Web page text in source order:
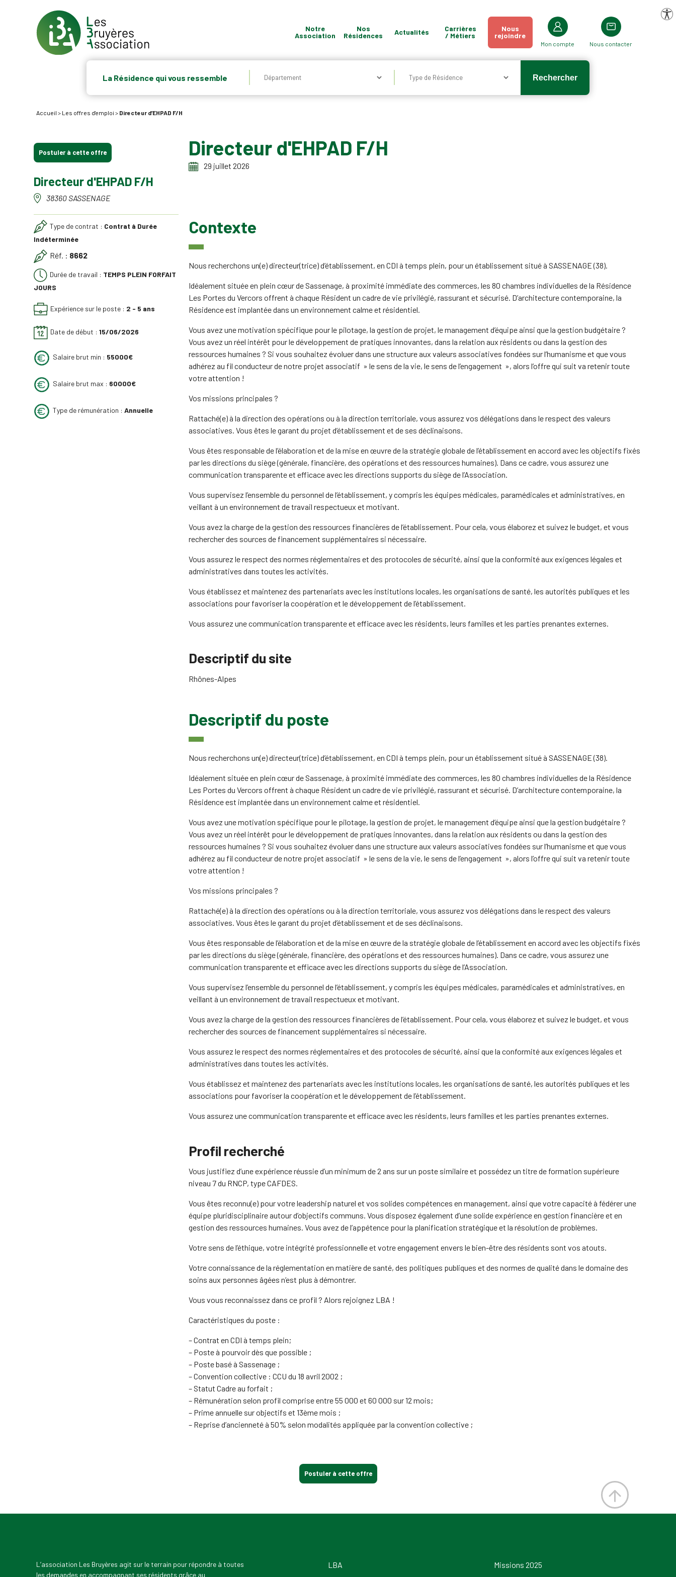
Notre
Association
Nos
Résidences
Actualités
Carrières
/ Métiers
Nous
rejoindre
Mon compte Nous contacter
La Résidence qui vous ressemble
type
de
Accueil > Les offres d'emploi > Directeur d’EHPAD F/H
Postuler à cette offre
Directeur d'EHPAD F/H
38360 SASSENAGE
Type de contrat : Contrat à Durée
Indéterminée
Réf. : 8662
Durée de travail : TEMPS PLEIN FORFAIT
JOURS
Expérience sur le poste : 2 - 5 ans
Date de début : 15/06/2026
Salaire brut min : 55000€
Salaire brut max : 60000€
Type de rémunération : Annuelle
Directeur d'EHPAD F/H
29 juillet 2026
Contexte
Nous recherchons un(e) directeur(trice) d’établissement, en CDI à temps plein, pour un établissement situé à SASSENAGE (38).
Idéalement située en plein cœur de Sassenage, à proximité immédiate des commerces, les 80 chambres individuelles de la Résidence
Les Portes du Vercors offrent à chaque Résident un cadre de vie privilégié, rassurant et sécurisé. D’architecture contemporaine, la
Résidence est implantée dans un environnement calme et résidentiel.
Vous avez une motivation spécifique pour le pilotage, la gestion de projet, le management d’équipe ainsi que la gestion budgétaire ?
Vous avez un réel intérêt pour le développement de pratiques innovantes, dans la relation aux résidents ou dans la gestion des
ressources humaines ? Si vous souhaitez évoluer dans une structure aux valeurs associatives fondées sur l’humanisme et que vous
adhérez au fil conducteur de notre projet associatif » le sens de la vie, le sens de l’engagement », alors l’offre qui suit va retenir toute
votre attention !
Vos missions principales ?
Rattaché(e) à la direction des opérations ou à la direction territoriale, vous assurez vos délégations dans le respect des valeurs
associatives. Vous êtes le garant du projet d’établissement et de ses déclinaisons.
Vous êtes responsable de l’élaboration et de la mise en œuvre de la stratégie globale de l’établissement en accord avec les objectifs fixés
par les directions du siège (générale, financière, des opérations et des ressources humaines). Dans ce cadre, vous assurez une
communication transparente et efficace avec les directions supports du siège de l’Association.
Vous supervisez l’ensemble du personnel de l’établissement, y compris les équipes médicales, paramédicales et administratives, en
veillant à un environnement de travail respectueux et motivant.
Vous avez la charge de la gestion des ressources financières de l’établissement. Pour cela, vous élaborez et suivez le budget, et vous
rechercher des sources de financement supplémentaires si nécessaire.
Vous assurez le respect des normes réglementaires et des protocoles de sécurité, ainsi que la conformité aux exigences légales et
administratives dans toutes les activités.
Vous établissez et maintenez des partenariats avec les institutions locales, les organisations de santé, les autorités publiques et les
associations pour favoriser la coopération et le développement de l’établissement.
Vous assurez une communication transparente et efficace avec les résidents, leurs familles et les parties prenantes externes.
Descriptif du site
Rhônes-Alpes
Descriptif du poste
Nous recherchons un(e) directeur(trice) d’établissement, en CDI à temps plein, pour un établissement situé à SASSENAGE (38).
Idéalement située en plein cœur de Sassenage, à proximité immédiate des commerces, les 80 chambres individuelles de la Résidence
Les Portes du Vercors offrent à chaque Résident un cadre de vie privilégié, rassurant et sécurisé. D’architecture contemporaine, la
Résidence est implantée dans un environnement calme et résidentiel.
Vous avez une motivation spécifique pour le pilotage, la gestion de projet, le management d’équipe ainsi que la gestion budgétaire ?
Vous avez un réel intérêt pour le développement de pratiques innovantes, dans la relation aux résidents ou dans la gestion des
ressources humaines ? Si vous souhaitez évoluer dans une structure aux valeurs associatives fondées sur l’humanisme et que vous
adhérez au fil conducteur de notre projet associatif » le sens de la vie, le sens de l’engagement », alors l’offre qui suit va retenir toute
votre attention !
Vos missions principales ?
Rattaché(e) à la direction des opérations ou à la direction territoriale, vous assurez vos délégations dans le respect des valeurs
associatives. Vous êtes le garant du projet d’établissement et de ses déclinaisons.
Vous êtes responsable de l’élaboration et de la mise en œuvre de la stratégie globale de l’établissement en accord avec les objectifs fixés
par les directions du siège (générale, financière, des opérations et des ressources humaines). Dans ce cadre, vous assurez une
communication transparente et efficace avec les directions supports du siège de l’Association.
Vous supervisez l’ensemble du personnel de l’établissement, y compris les équipes médicales, paramédicales et administratives, en
veillant à un environnement de travail respectueux et motivant.
Vous avez la charge de la gestion des ressources financières de l’établissement. Pour cela, vous élaborez et suivez le budget, et vous
rechercher des sources de financement supplémentaires si nécessaire.
Vous assurez le respect des normes réglementaires et des protocoles de sécurité, ainsi que la conformité aux exigences légales et
administratives dans toutes les activités.
Vous établissez et maintenez des partenariats avec les institutions locales, les organisations de santé, les autorités publiques et les
associations pour favoriser la coopération et le développement de l’établissement.
Vous assurez une communication transparente et efficace avec les résidents, leurs familles et les parties prenantes externes.
Profil recherché
Vous justifiez d’une expérience réussie d’un minimum de 2 ans sur un poste similaire et possédez un titre de formation supérieure
niveau 7 du RNCP, type CAFDES.
Vous êtes reconnu(e) pour votre leadership naturel et vos solides compétences en management, ainsi que votre capacité à fédérer une
équipe pluridisciplinaire autour d’objectifs communs. Vous disposez également d’une solide expérience en gestion financière et en
gestion des ressources humaines. Vous avez de l’appétence pour la planification stratégique et la résolution de problèmes.
Votre sens de l’éthique, votre intégrité professionnelle et votre engagement envers le bien-être des résidents sont vos atouts.
Votre connaissance de la réglementation en matière de santé, des politiques publiques et des normes de qualité dans le domaine des
soins aux personnes âgées n’est plus à démontrer.
Vous vous reconnaissez dans ce profil ? Alors rejoignez LBA !
Caractéristiques du poste :
– Contrat en CDI à temps plein;
– Poste à pourvoir dès que possible ;
– Poste basé à Sassenage ;
– Convention collective : CCU du 18 avril 2002 ;
– Statut Cadre au forfait ;
– Rémunération selon profil comprise entre 55 000 et 60 000 sur 12 mois;
– Prime annuelle sur objectifs et 13ème mois ;
– Reprise d’ancienneté à 50% selon modalités appliquée par la convention collective ;
Postuler à cette offre
L’association Les Bruyères agit sur le terrain pour répondre à toutes
les demandes en accompagnant ses résidents grâce au
LBA
Missions 2025